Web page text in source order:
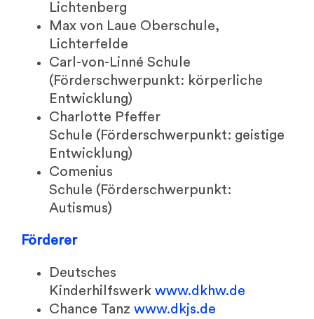
Lichtenberg
Max von Laue Oberschule,
Lichterfelde
Carl-von-Linné Schule
(Förderschwerpunkt: körperliche
Entwicklung)
Charlotte Pfeffer
Schule (Förderschwerpunkt: geistige
Entwicklung)
Comenius
Schule (Förderschwerpunkt:
Autismus)
Förderer
Deutsches
Kinderhilfswerk www.dkhw.de
Chance Tanz www.dkjs.de